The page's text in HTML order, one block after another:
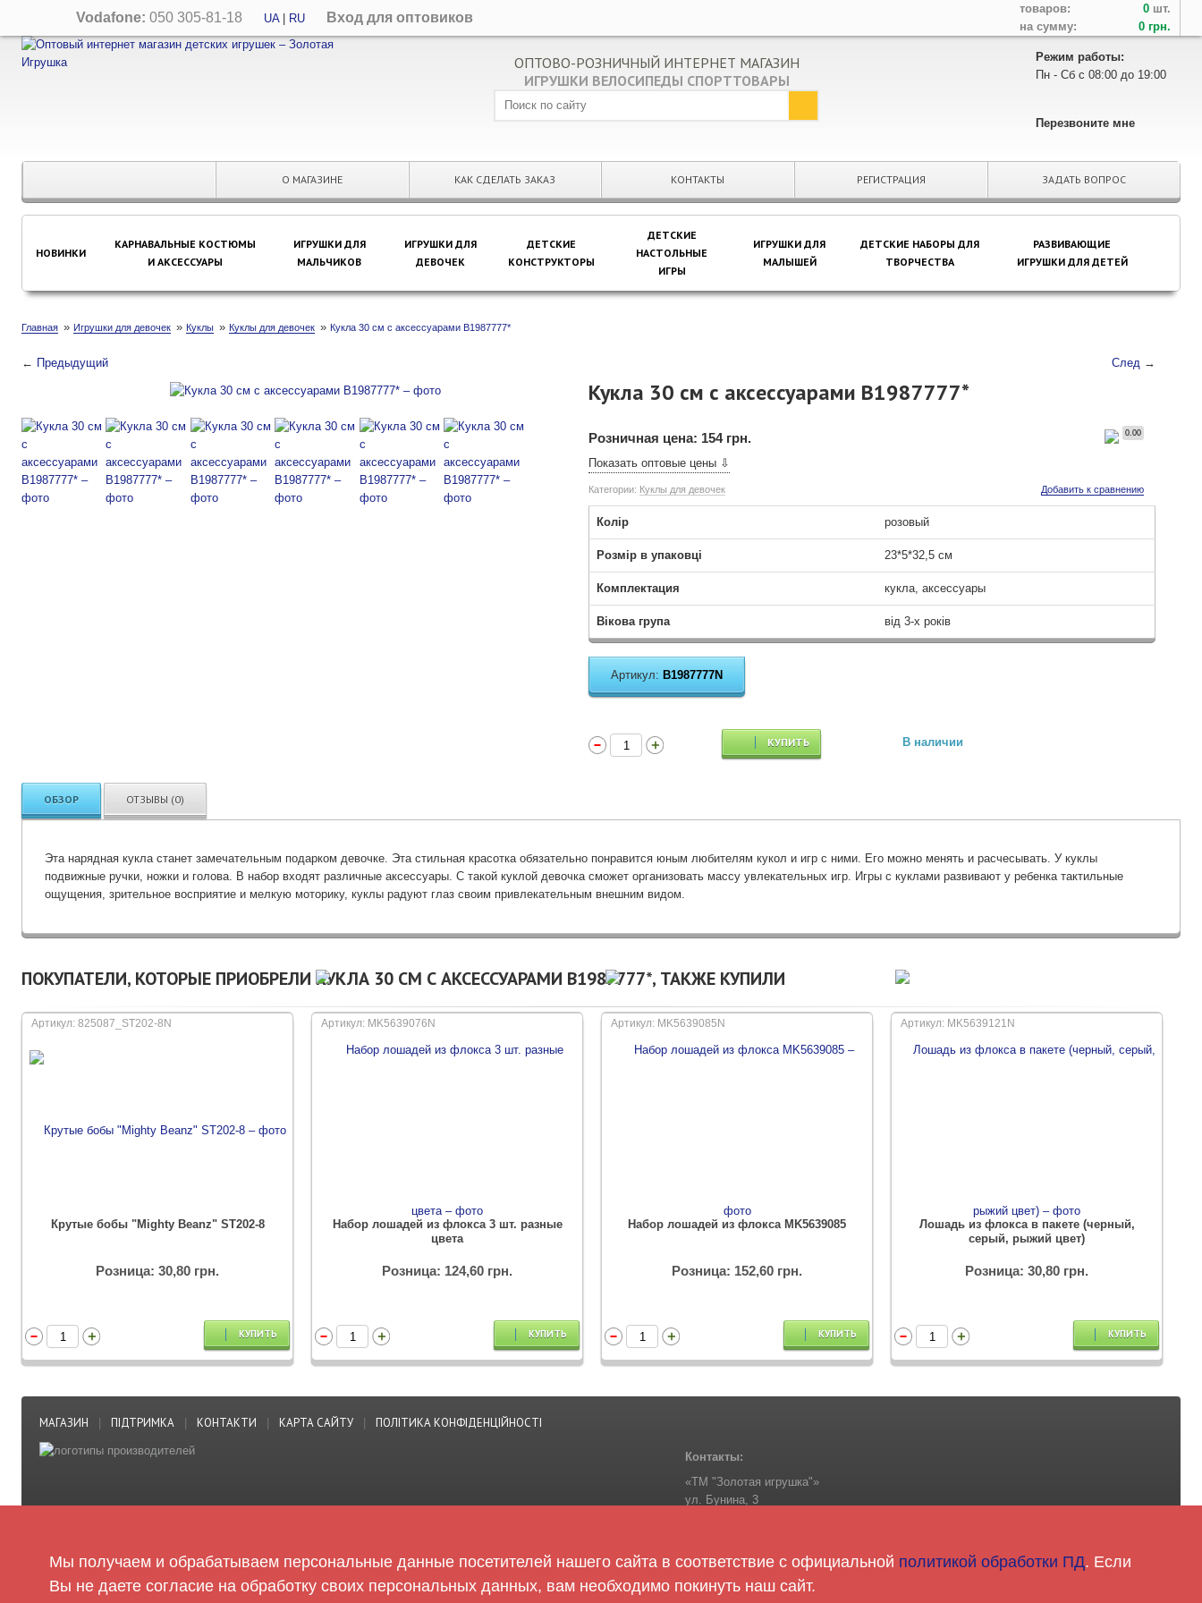
Vodafone: 050 305-81-18 UA| RU Вход для оптовиков
товаров: 0 шт.
на сумму:
0 грн.
ОПТОВО-РОЗНИЧНЫЙ ИНТЕРНЕТ МАГАЗИН
ИГРУШКИ ВЕЛОСИПЕДЫ СПОРТТОВАРЫ
Режим работы:
Пн - Сб с 08:00 до 19:00
Перезвоните мне
О МАГАЗИНЕ КАК СДЕЛАТЬ ЗАКАЗ КОНТАКТЫ РЕГИСТРАЦИЯ ЗАДАТЬ ВОПРОС
НОВИНКИ
КАРНАВАЛЬНЫЕ КОСТЮМЫ
И АКСЕССУАРЫ
ИГРУШКИ ДЛЯ
МАЛЬЧИКОВ
ИГРУШКИ ДЛЯ
ДЕВОЧЕК
ДЕТСКИЕ
КОНСТРУКТОРЫ
ДЕТСКИЕ
НАСТОЛЬНЫЕ
ИГРЫ
ИГРУШКИ ДЛЯ
МАЛЫШЕЙ
ДЕТСКИЕ НАБОРЫ ДЛЯ
ТВОРЧЕСТВА
РАЗВИВАЮЩИЕ
ИГРУШКИ ДЛЯ ДЕТЕЙ
Главная » Игрушки для девочек » Куклы » Куклы для девочек » Кукла 30 см с аксессуарами B1987777*
← Предыдущий След →
Кукла 30 см с аксессуарами B1987777*
Розничная цена: 154 грн.
Показать оптовые цены ⇩
0.00
Категории: Куклы для девочек Добавить к сравнению
Колір розовый
Розмір в упаковці 23*5*32,5 см
Комплектация кукла, аксессуары
Вікова група від 3-х років
Артикул: B1987777N
КУПИТЬ В наличии
ОБЗОР ОТЗЫВЫ (0)
Эта нарядная кукла станет замечательным подарком девочке. Эта стильная красотка обязательно понравится юным любителям кукол и игр с ними. Его можно менять и расчесывать. У куклы
подвижные ручки, ножки и голова. В набор входят различные аксессуары. С такой куклой девочка сможет организовать массу увлекательных игр. Игры с куклами развивают у ребенка тактильные
ощущения, зрительное восприятие и мелкую моторику, куклы радуют глаз своим привлекательным внешним видом.
ПОКУПАТЕЛИ, КОТОРЫЕ ПРИОБРЕЛИ КУКЛА 30 СМ С АКСЕССУАРАМИ B1987777*, ТАКЖЕ КУПИЛИ
Артикул: 825087_ST202-8N
Крутые бобы "Mighty Beanz" ST202-8
Розница: 30,80 грн.
КУПИТЬ
Артикул: MK5639076N
Набор лошадей из флокса 3 шт. разные
цвета
Розница: 124,60 грн.
КУПИТЬ
Артикул: MK5639085N
Набор лошадей из флокса MK5639085
Розница: 152,60 грн.
КУПИТЬ
Артикул: MK5639121N
Лошадь из флокса в пакете (черный,
серый, рыжий цвет)
Розница: 30,80 грн.
КУПИТЬ
МАГАЗИН ПІДТРИМКА КОНТАКТИ КАРТА САЙТУ ПОЛІТИКА КОНФІДЕНЦІЙНОСТІ
Контакты:
«ТМ "Золотая игрушка"»
ул. Бунина, 3
Телефон: +38-050-305-81-18
zolotaigrashka@goldentoy.com.ua
Мы получаем и обрабатываем персональные данные посетителей нашего сайта в соответствие с официальной политикой обработки ПД. Если
Вы не даете согласие на обработку своих персональных данных, вам необходимо покинуть наш сайт.